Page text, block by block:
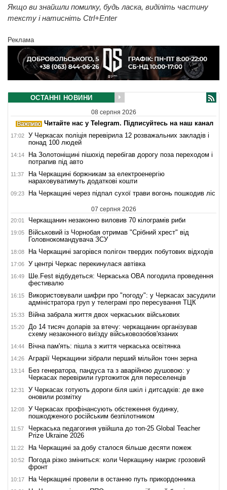
Якщо ви знайшли помилку, будь ласка, виділіть частину
тексту і натисніть Ctrl+Enter
Реклама
ОСТАННІ НОВИНИ
08 серпня 2026
Читайте нас у Telegram. Підписуйтесь на наш канал
17:02
У Черкасах поліція перевірила 12 розважальних закладів і
понад 100 людей
14:14
На Золотоніщині пішохід перебігав дорогу поза переходом і
потрапив під авто
11:37
На Черкащині боржникам за електроенергію
нараховуватимуть додаткові кошти
09:23 На Черкащині через підпал сухої трави вогонь пошкодив ліс
07 серпня 2026
20:01 Черкащанин незаконно виловив 70 кілограмів риби
19:05
Військовий із Чорнобая отримав "Срібний хрест" від
Головнокомандувача ЗСУ
18:08 На Черкащині загорівся полігон твердих побутових відходів
17:06 У центрі Черкас перекинулася автівка
16:49
Ше.Fest відбудеться: Черкаська ОВА погодила проведення
фестивалю
16:15
Використовували шифри про "погоду": у Черкасах засудили
адміністратора груп у телеграмі про пересування ТЦК
15:33 Війна забрала життя двох черкаських військових
15:20
До 14 тисяч доларів за втечу: черкащанин організував
схему незаконного виїзду військовозобов'язаних
14:44 Вічна пам'ять: пішла з життя черкаська освітянка
14:26 Аграрії Черкащини зібрали перший мільйон тонн зерна
13:14
Без генератора, пандуса та з аварійною душовою: у
Черкасах перевірили гуртожиток для переселенців
12:31
У Черкасах готують дороги біля шкіл і дитсадків: де вже
оновили розмітку
12:08
У Черкасах профінансують обстеження будинку,
пошкодженого російським безпілотником
11:57
Черкаська педагогиня увійшла до топ-25 Global Teacher
Prize Ukraine 2026
11:22 На Черкащині за добу сталося більше десяти пожеж
10:52
Погода різко зміниться: коли Черкащину накриє грозовий
фронт
10:17 На Черкащині провели в останню путь прикордонника